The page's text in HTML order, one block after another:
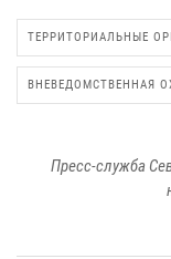
ТЕРРИТОРИАЛЬНЫЕ
ВНЕВЕДОМСТВЕННАЯ
Пресс-служба